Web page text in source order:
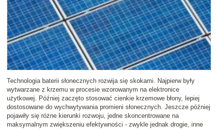
Technologia baterii słonecznych rozwija się skokami. Najpierw były
wytwarzane z krzemu w procesie wzorowanym na elektronice
użytkowej. Później zaczęto stosować cienkie krzemowe błony, lepiej
dostosowane do wychwytywania promieni słonecznych. Jeszcze później
pojawiły się różne kierunki rozwoju, jedne skoncentrowane na
maksymalnym zwiększeniu efektywności - zwykle jednak drogie, inne